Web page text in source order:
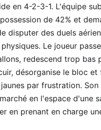
en 4-2-3-1. L'équipe
de 42% et
disputer des duels
Le joueur
redescend trop bas
désorganise le bloc
par frustration.
en l'espace d'une
en prenant en charge